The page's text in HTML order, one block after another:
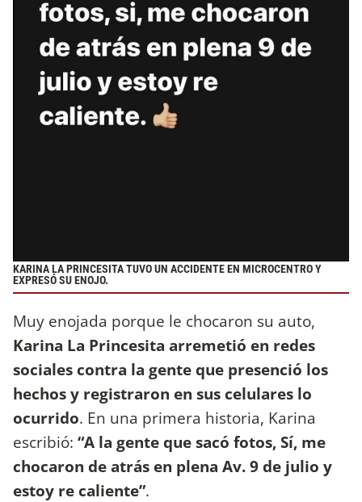
KARINA LA PRINCESITA TUVO UN ACCIDENTE EN MICROCENTRO Y
EXPRESÓ SU ENOJO.
Muy enojada porque le chocaron su auto,
Karina La Princesita arremetió en redes
sociales contra la gente que presenció los
hechos y registraron en sus celulares lo
ocurrido. En una primera historia, Karina
escribió: “A la gente que sacó fotos, Sí, me
chocaron de atrás en plena Av. 9 de julio y
estoy re caliente”.